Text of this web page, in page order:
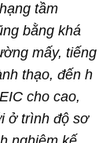
tầm
bằng khá
mấy, tiếng
thạo, đến h
cho cao,
ở trình độ sơ